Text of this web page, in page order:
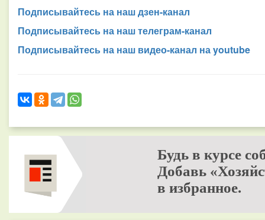
Подписывайтесь на наш дзен-канал
Подписывайтесь на наш телеграм-канал
Подписывайтесь на наш видео-канал на youtube
Будь в курсе
Добавь
в избранное.